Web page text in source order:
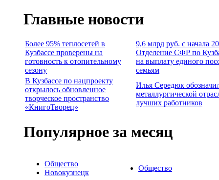
Главные новости
Более 95% теплосетей в
Кузбассе проверены на
готовность к отопительному
сезону
9,6 млрд руб. с начала
Отделение СФР по
на выплату единого
семьям
В Кузбассе по нацпроекту
открылось обновленное
творческое пространство
«КнигоТворец»
Илья Середюк
металлургической
лучших работников
Популярное за месяц
Общество
Новокузнецк
Общество